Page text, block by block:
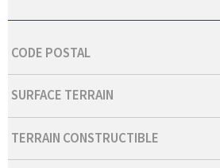
Caractérisque Valeurs
CODE POSTAL
SURFACE TERRAIN
TERRAIN CONSTRUCTIBLE